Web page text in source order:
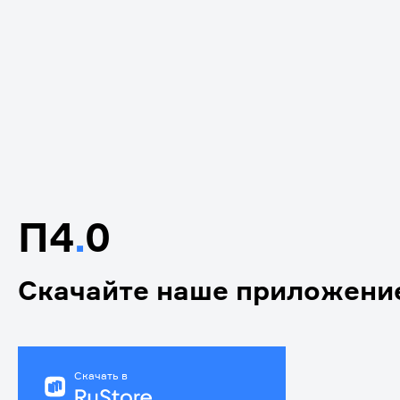
П4.0
Скачайте наше
Скачать в